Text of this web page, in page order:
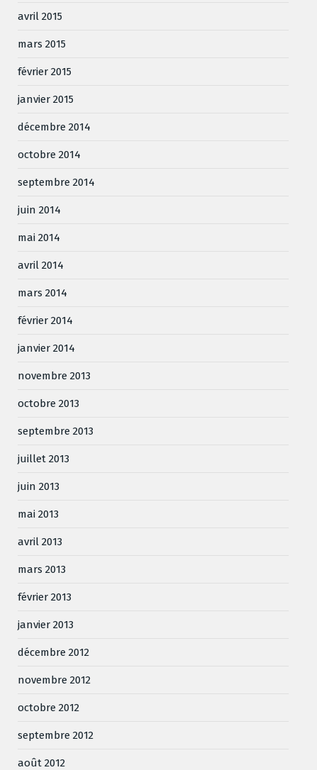
avril 2015
mars 2015
février 2015
janvier 2015
décembre 2014
octobre 2014
septembre 2014
juin 2014
mai 2014
avril 2014
mars 2014
février 2014
janvier 2014
novembre 2013
octobre 2013
septembre 2013
juillet 2013
juin 2013
mai 2013
avril 2013
mars 2013
février 2013
janvier 2013
décembre 2012
novembre 2012
octobre 2012
septembre 2012
août 2012